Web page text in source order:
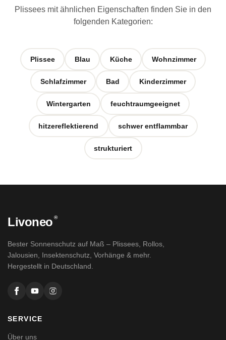
Plissees mit ähnlichen Eigenschaften finden Sie in den
folgenden Kategorien:
Plissee Blau Küche Wohnzimmer
Schlafzimmer Bad Kinderzimmer
Wintergarten feuchtraumgeeignet
hitzereflektierend schwer entflammbar
strukturiert
Livoneo ®
Bester Sonnenschutz auf Maß – Plissees, Rollos,
Jalousien, Insektenschutz, Vorhänge & mehr.
Hergestellt in Deutschland.
SERVICE
Über uns